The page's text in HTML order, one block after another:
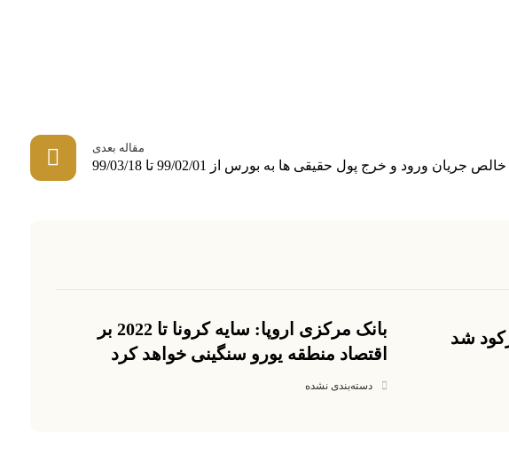
مقاله بعدی
خالص جریان ورود و خرج پول حقیقی ها به بورس از 99/02/01 تا 99/03/18
شد
بانک مرکزی اروپا: سایه کرونا تا 2022 بر
اقتصاد منطقه یورو سنگینی خواهد کرد
دسته‌بندی نشده